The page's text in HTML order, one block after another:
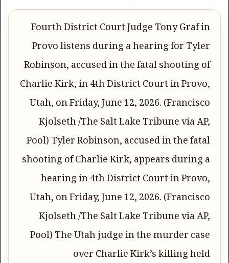
Fourth District Court Judge Tony Graf in
Provo listens during a hearing for Tyler
Robinson, accused in the fatal shooting of
Charlie Kirk, in 4th District Court in Provo,
Utah, on Friday, June 12, 2026. (Francisco
Kjolseth /The Salt Lake Tribune via AP,
Pool) Tyler Robinson, accused in the fatal
shooting of Charlie Kirk, appears during a
hearing in 4th District Court in Provo,
Utah, on Friday, June 12, 2026. (Francisco
Kjolseth /The Salt Lake Tribune via AP,
Pool) The Utah judge in the murder case
over Charlie Kirk’s killing held